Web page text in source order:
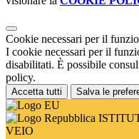
Cookie necessari per il
I cookie necessari per il
disabilitati. È possibile
policy.
Accetta tutti Salva le
VEIO